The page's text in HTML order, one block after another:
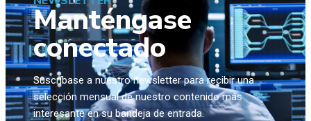
Manténgase
conectado
Suscríbase a nuestro newsletter para recibir una
selección mensual de nuestro contenido más
interesante en su bandeja de entrada.